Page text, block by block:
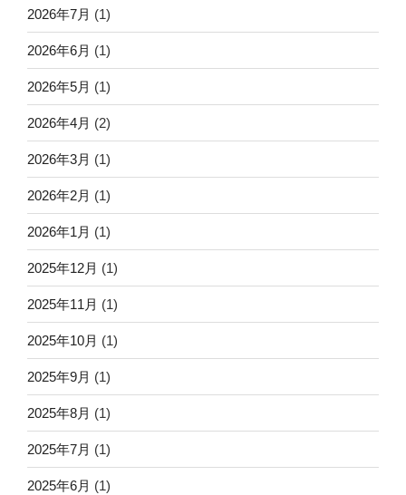
2026年7月 (1)
2026年6月 (1)
2026年5月 (1)
2026年4月 (2)
2026年3月 (1)
2026年2月 (1)
2026年1月 (1)
2025年12月 (1)
2025年11月 (1)
2025年10月 (1)
2025年9月 (1)
2025年8月 (1)
2025年7月 (1)
2025年6月 (1)